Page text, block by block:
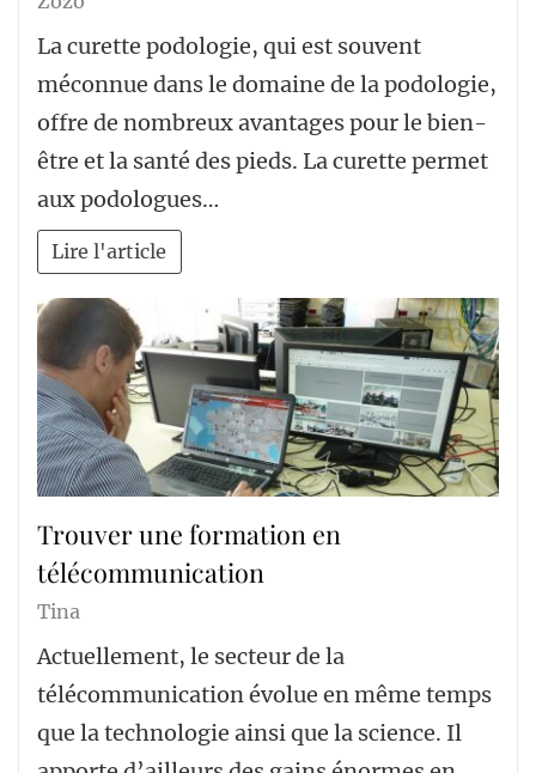
La curette podologie, qui est souvent
méconnue dans le domaine de la podologie,
offre de nombreux avantages pour le bien-
être et la santé des pieds. La curette permet
aux podologues…
Lire l'article
Trouver une formation en
télécommunication
Tina
Actuellement, le secteur de la
télécommunication évolue en même temps
que la technologie ainsi que la science. Il